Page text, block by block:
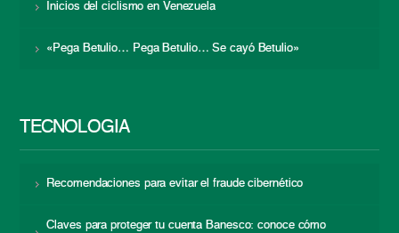
Inicios del ciclismo en Venezuela
«Pega Betulio… Pega Betulio… Se cayó Betulio»
TECNOLOGÍA
Recomendaciones para evitar el fraude cibernético
Claves para proteger tu cuenta Banesco: conoce cómo